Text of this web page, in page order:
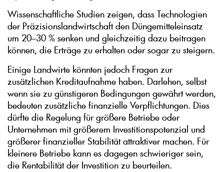
Wissenschaftliche Studien zeigen, dass Technologien
der Präzisionslandwirtschaft den Düngemitteleinsatz
um 20–30 % senken und gleichzeitig dazu beitragen
können, die Erträge zu erhalten oder sogar zu steigern.
Einige Landwirte könnten jedoch Fragen zur
zusätzlichen Kreditaufnahme haben. Darlehen, selbst
wenn sie zu günstigeren Bedingungen gewährt werden,
bedeuten zusätzliche finanzielle Verpflichtungen. Dies
dürfte die Regelung für größere Betriebe oder
Unternehmen mit größerem Investitionspotenzial und
größerer finanzieller Stabilität attraktiver machen. Für
kleinere Betriebe kann es dagegen schwieriger sein,
die Rentabilität der Investition zu beurteilen.